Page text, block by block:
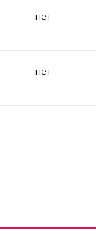
нет
нет